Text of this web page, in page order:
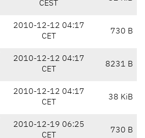
CEST
2010-12-12 04:17
CET
730 B
2010-12-12 04:17
CET
8231 B
2010-12-12 04:17
CET
38 KiB
2010-12-19 06:25
CET
730 B